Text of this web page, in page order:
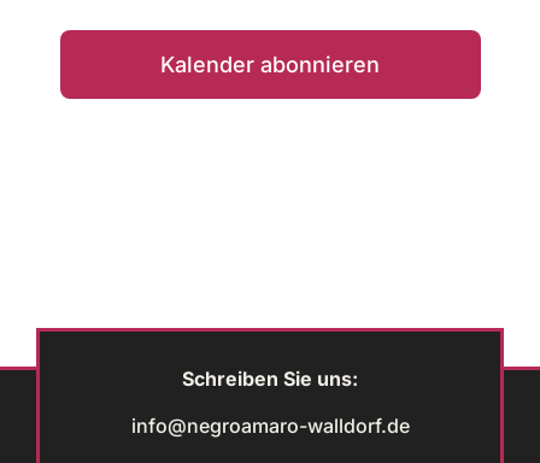
Kalender abonnieren
Schreiben Sie uns:
info@negroamaro-walldorf.de